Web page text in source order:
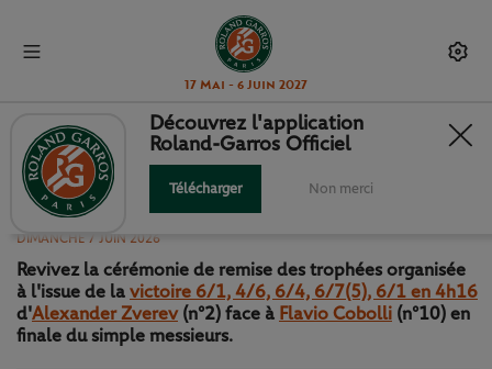
17 Mai - 6 Juin 2027
CÉRÉMONIE DE REMISE DES
TROPHÉES : FINALE MESSIEURS
DIMANCHE 7 JUIN 2026
Revivez la cérémonie de remise des trophées organisée
à l'issue de la victoire 6/1, 4/6, 6/4, 6/7(5), 6/1 en 4h16
d'Alexander Zverev(n°2) face à Flavio Cobolli (n°10) en
finale du simple messieurs.
Découvrez l'application
Roland-Garros Officiel
Télécharger Non merci